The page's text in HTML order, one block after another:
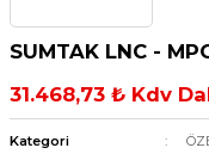
FANLAR
SUMTAK LNC -
31.468,73 ₺ Kdv
Kategori